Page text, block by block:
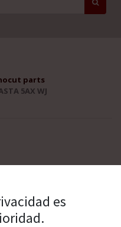
parts
5AX WJ
es